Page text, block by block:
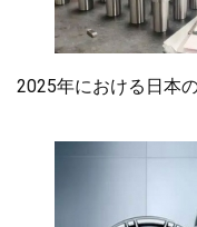
2025年における日本